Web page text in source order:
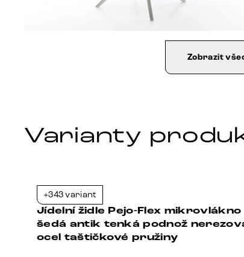
Zobrazit
Varianty
+343 variant
Jídelní židle Pejo-Flex mikrovlákno
šedá antik tenká podnož
ocel taštičkové pružiny